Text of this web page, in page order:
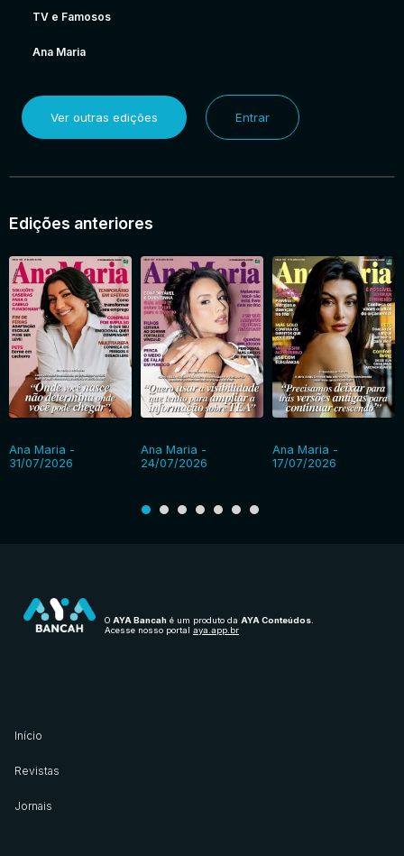
TV e Famosos
Ana Maria
Ver outras edições Entrar
Edições anteriores
Ana Maria -
31/07/2026
Ana Maria -
24/07/2026
Ana Maria -
17/07/2026
O AYA Bancah é um produto da AYA Conteúdos
Acesse nosso portal aya.app.br
Início
Revistas
Jornais